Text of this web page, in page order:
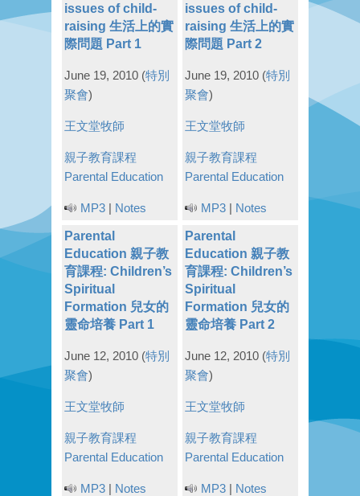
issues of child-
raising 生活上的實
際問題 Part 1
June 19, 2010 (特別
聚會)
王文堂牧師
親子教育課程
Parental Education
MP3 | Notes
issues of child-
raising 生活上的實
際問題 Part 2
June 19, 2010 (特別
聚會)
王文堂牧師
親子教育課程
Parental Education
MP3 | Notes
Parental
Education 親子教
育課程: Children’s
Spiritual
Formation 兒女的
靈命培養 Part 1
June 12, 2010 (特別
聚會)
王文堂牧師
親子教育課程
Parental Education
MP3 | Notes
Parental
Education 親子教
育課程: Children’s
Spiritual
Formation 兒女的
靈命培養 Part 2
June 12, 2010 (特別
聚會)
王文堂牧師
親子教育課程
Parental Education
MP3 | Notes